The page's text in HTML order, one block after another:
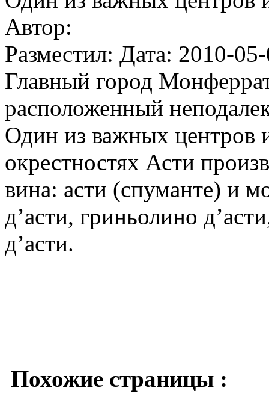
Автор:
Разместил: Дата: 2010-
Главный город
расположенный
Один из важных центров
окрестностях Асти
вина: асти (спуманте) и
д’асти, гриньолино
д’асти.
Похожие страницы :